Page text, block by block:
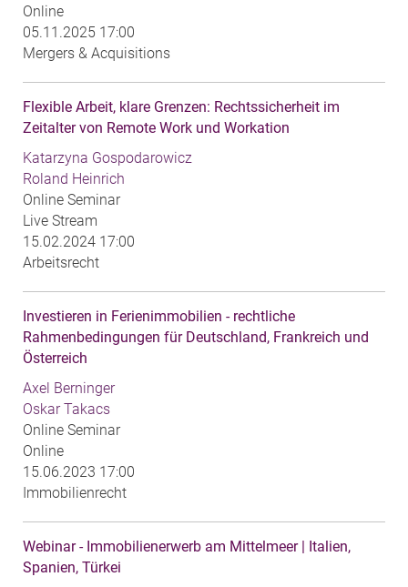
Online
05.11.2025 17:00
Mergers & Acquisitions
Flexible Arbeit, klare Grenzen: Rechtssicherheit im
Zeitalter von Remote Work und Workation
Katarzyna Gospodarowicz
Roland Heinrich
Online Seminar
Live Stream
15.02.2024 17:00
Arbeitsrecht
Investieren in Ferienimmobilien - rechtliche
Rahmenbedingungen für Deutschland, Frankreich und
Österreich
Axel Berninger
Oskar Takacs
Online Seminar
Online
15.06.2023 17:00
Immobilienrecht
Webinar - Immobilienerwerb am Mittelmeer | Italien,
Spanien, Türkei